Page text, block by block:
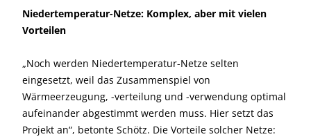
Niedertemperatur-Netze: Komplex, aber mit vielen
Vorteilen
„Noch werden Niedertemperatur-Netze selten
eingesetzt, weil das Zusammenspiel von
Wärmeerzeugung, -verteilung und -verwendung optimal
aufeinander abgestimmt werden muss. Hier setzt das
Projekt an“, betonte Schötz. Die Vorteile solcher Netze: